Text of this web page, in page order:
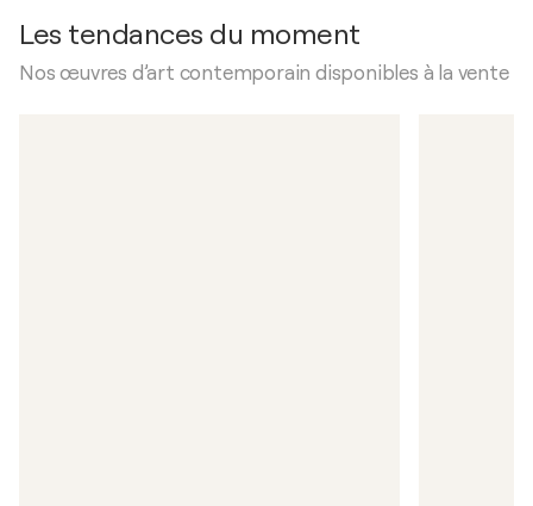
Les tendances du moment
Nos œuvres d’art contemporain disponibles à la vente